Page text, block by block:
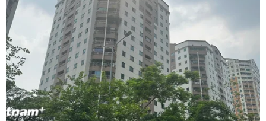
Triệt phá thành công hệ
thống Lương Sơn TV đánh bạc lên tới
1.500 tỷ đồng/tháng
05/08/2026 04:57
Đình chỉ chức vụ một hiệu trưởng do